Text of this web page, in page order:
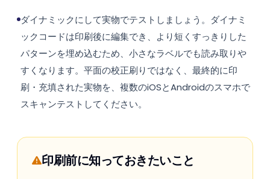
ダイナミックにして実物でテストしましょう。ダイナミ
ックコードは印刷後に編集でき、より短くすっきりした
パターンを埋め込むため、小さなラベルでも読み取りや
すくなります。平面の校正刷りではなく、最終的に印
刷・充填された実物を、複数のiOSとAndroidのスマホで
スキャンテストしてください。
印刷前に知っておきたいこと